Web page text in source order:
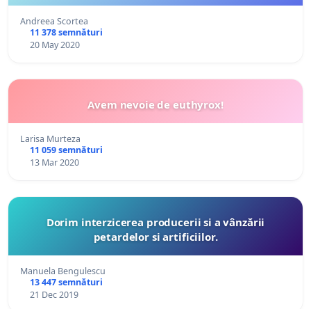
Andreea Scortea
11 378 semnături
20 May 2020
Avem nevoie de euthyrox!
Larisa Murteza
11 059 semnături
13 Mar 2020
Dorim interzicerea producerii si a vânzării
petardelor si artificiilor.
Manuela Bengulescu
13 447 semnături
21 Dec 2019